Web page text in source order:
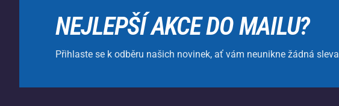
NEJLEPŠÍ AKCE DO MAILU?
Přihlaste se k odběru našich novinek, ať vám neunikne žádná sleva